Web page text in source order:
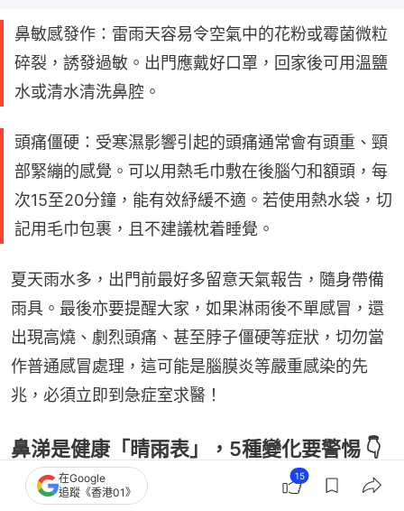
鼻敏感發作：雷雨天容易令空氣中的花粉或霉菌微粒
碎裂，誘發過敏。出門應戴好口罩，回家後可用溫鹽
水或清水清洗鼻腔。
頭痛僵硬：受寒濕影響引起的頭痛通常會有頭重、頸
部緊繃的感覺。可以用熱毛巾敷在後腦勺和額頭，每
次15至20分鐘，能有效紓緩不適。若使用熱水袋，切
記用毛巾包裹，且不建議枕着睡覺。
夏天雨水多，出門前最好多留意天氣報告，隨身帶備
雨具。最後亦要提醒大家，如果淋雨後不單感冒，還
出現高燒、劇烈頭痛、甚至脖子僵硬等症狀，切勿當
作普通感冒處理，這可能是腦膜炎等嚴重感染的先
兆，必須立即到急症室求醫！
鼻涕是健康「晴雨表」，5種變化要警惕 👇
👇👇
在Google
追蹤《香港01》
15